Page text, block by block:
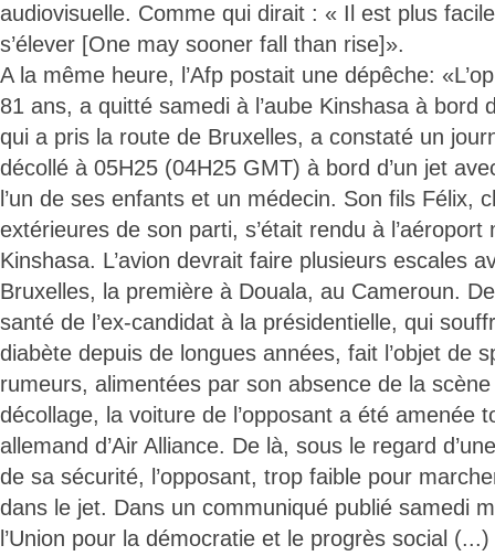
audiovisuelle. Comme qui dirait : « Il est plus
s’élever [One may sooner fall than rise]».
A la même heure, l’Afp postait une dépêche:
81 ans, a quitté samedi à l’aube Kinshasa à bord
qui a pris la route de Bruxelles, a constaté un
décollé à 05H25 (04H25 GMT) à bord d’un jet
l’un de ses enfants et un médecin. Son fils Félix,
extérieures de son parti, s’était rendu à
Kinshasa. L’avion devrait faire plusieurs escales
Bruxelles, la première à Douala, au Cameroun.
santé de l’ex-candidat à la présidentielle, qui
diabète depuis de longues années, fait l’objet de
rumeurs, alimentées par son absence de la
décollage, la voiture de l’opposant a été amenée
allemand d’Air Alliance. De là, sous le regard
de sa sécurité, l’opposant, trop faible pour
dans le jet. Dans un communiqué publié samedi
l’Union pour la démocratie et le progrès social